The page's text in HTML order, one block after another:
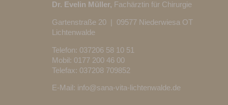
Dr. Evelin Müller, Fachärztin für Chirurgie
Gartenstraße 20 | 09577 Niederwiesa OT
Lichtenwalde
Telefon: 037206 58 10 51
Mobil: 0177 200 46 00
Telefax: 037208 709852
E-Mail: info@sana-vita-lichtenwalde.de